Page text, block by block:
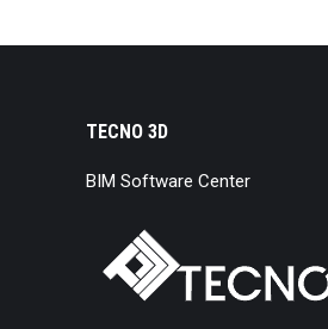
TECNO 3D
BIM Software Center